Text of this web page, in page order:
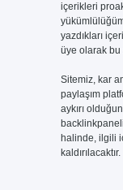
içerikleri
yazdıkları
üye olarak bu
Sitemiz, kar
paylaşım
aykırı
halinde, ilgili
kaldırılacaktır.